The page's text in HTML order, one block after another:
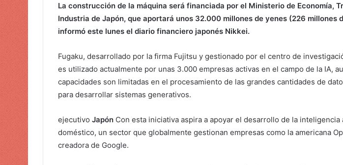
ó
n
c
o
La construcción de la máquina será financiada por el Ministerio de Economía,
Industria de Japón, que aportará unos 32.000 millones de yenes (226 millones
informó este lunes el diario financiero japonés Nikkei.
Fugaku, desarrollado por la firma Fujitsu y gestionado por el centro de
es utilizado actualmente por unas 3.000 empresas activas en el campo de la IA,
capacidades son limitadas en el procesamiento de las grandes cantidades de
para desarrollar sistemas generativos.
ejecutivo Japón Con esta iniciativa aspira a apoyar el desarrollo de la
doméstico, un sector que globalmente gestionan empresas como la americana
creadora de Google.